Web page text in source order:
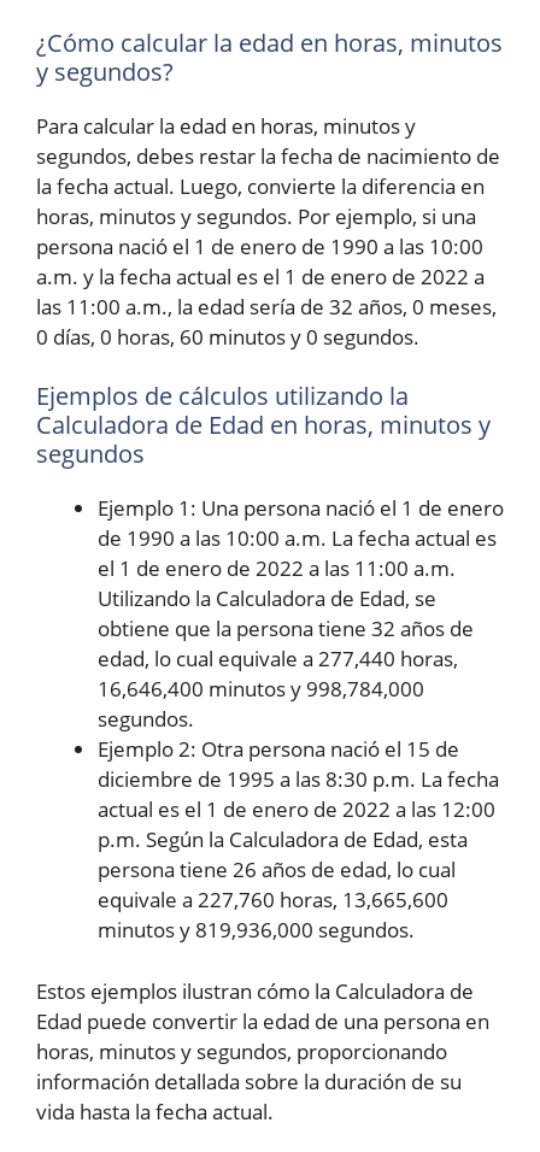
¿Cómo calcular la edad en horas, minutos
y segundos?
Para calcular la edad en horas, minutos y
segundos, debes restar la fecha de nacimiento de
la fecha actual. Luego, convierte la diferencia en
horas, minutos y segundos. Por ejemplo, si una
persona nació el 1 de enero de 1990 a las 10:00
a.m. y la fecha actual es el 1 de enero de 2022 a
las 11:00 a.m., la edad sería de 32 años, 0 meses,
0 días, 0 horas, 60 minutos y 0 segundos.
Ejemplos de cálculos utilizando la
Calculadora de Edad en horas, minutos y
segundos
Ejemplo 1: Una persona nació el 1 de enero
de 1990 a las 10:00 a.m. La fecha actual es
el 1 de enero de 2022 a las 11:00 a.m.
Utilizando la Calculadora de Edad, se
obtiene que la persona tiene 32 años de
edad, lo cual equivale a 277,440 horas,
16,646,400 minutos y 998,784,000
segundos.
Ejemplo 2: Otra persona nació el 15 de
diciembre de 1995 a las 8:30 p.m. La fecha
actual es el 1 de enero de 2022 a las 12:00
p.m. Según la Calculadora de Edad, esta
persona tiene 26 años de edad, lo cual
equivale a 227,760 horas, 13,665,600
minutos y 819,936,000 segundos.
Estos ejemplos ilustran cómo la Calculadora de
Edad puede convertir la edad de una persona en
horas, minutos y segundos, proporcionando
información detallada sobre la duración de su
vida hasta la fecha actual.